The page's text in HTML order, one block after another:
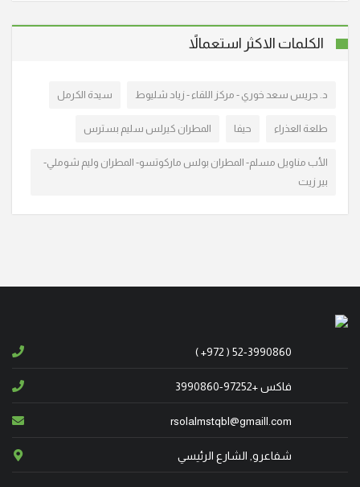
شبابها سهير عزيز خوري – اسطفان (أم جوني) عن عمر
ناهز الـ 59 عاما، وسيتم تشييع جثمانها إلى مثواه الأخير اليوم
شبابه الدكتور عصام مالك صافيه (أبو مالك) عن عمر ناهز
الـ 66 عاما. وسيشيع جثمانه الطاهر اليوم الاثنين 9/3/2026
الساعة الثالثة ب. ظ من كنيسة سيدة البشارة المارونية
طوباسي (أبو موريس) عن عمر ناهز الـ 88 عاما. وسيتم
الكاثوليك، ومن ثم الى مثواه الأخير في القرية.
الكلمات الاكثر استعمالاً
د. جريس سعد خوري - مركز اللقاء - زياد شليوط سيدة الكرمل
طلعة العذراء حيفا المطران كيرلس سليم بسترس
الأب مناويل مسلم- المطران بولس ماركوتسو- المطران وليم شوملي-
بير زيت
( +972 ) 52-3990860
فاكس +97252-3990860
rsolalmstqbl@gmaill.com
شفاعرو, الشارع الرئيسي